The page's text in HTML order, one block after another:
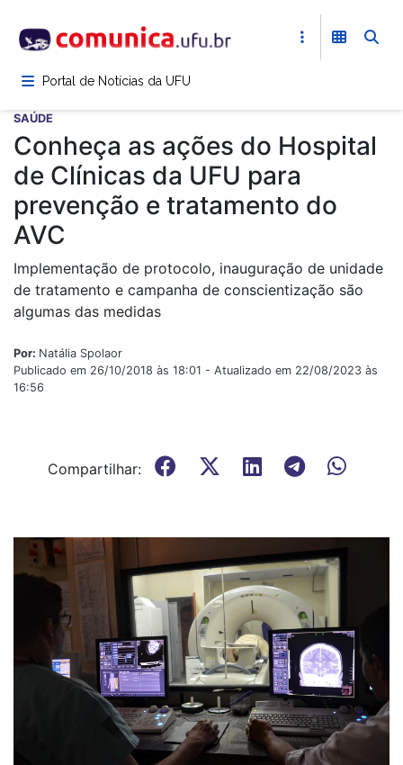
para
conteúdoPortal de Notícias da UFU
SAÚDE
Conheça as ações do Hospital
de Clínicas da UFU para
prevenção e tratamento do
AVC
Implementação de protocolo, inauguração de unidade
de tratamento e campanha de conscientização são
algumas das medidas
Por: Natália Spolaor
Publicado em 26/10/2018 às 18:01 - Atualizado em 22/08/2023 às
16:56
Compartilhar: